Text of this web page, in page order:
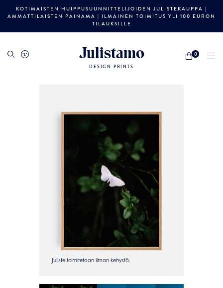
KOTIMAISTEN HUIPPUSUUNNITTELIJOIDEN JULISTEKAUPPA |
AMMATTILAISTEN PAINAMA | ILMAINEN TOIMITUS YLI 100 EURON
TILAUKSILLE
Julistamo
DESIGN PRINTS
0